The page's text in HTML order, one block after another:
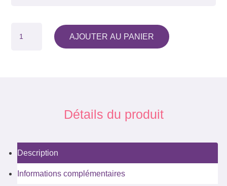
DE
AJOUTER AU PANIER
Détails du produit
Description
Informations complémentaires